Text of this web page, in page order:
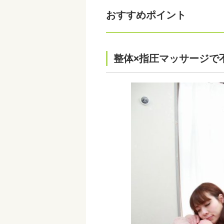
おすすめポイント
整体×指圧マッサージで